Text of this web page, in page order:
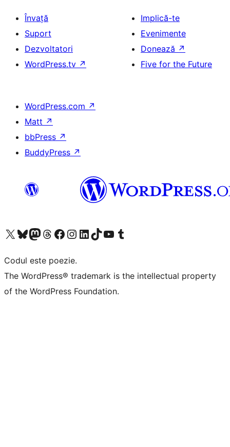
Învață
Suport
Dezvoltatori
WordPress.tv ↗
Implică-te
Evenimente
Donează ↗
Five for the Future
WordPress.com ↗
Matt ↗
bbPress ↗
BuddyPress ↗
Mergi la contul nostru X (fost Twitter)
Vizitează contul nostru Bluesky
Vizitează contul nostru Mastodon
Vizitează contul nostru Threads
Vizitează pagina noastră Facebook
Vizitează-ne pe Instagram
Vizitează-ne pe LinkedIn
Vizitează contul nostru TikTok
Vizitează canalul nostru YouTube
Vizitează contul nostru Tumblr
Codul este poezie.
The WordPress® trademark is the intellectual property
of the WordPress Foundation.